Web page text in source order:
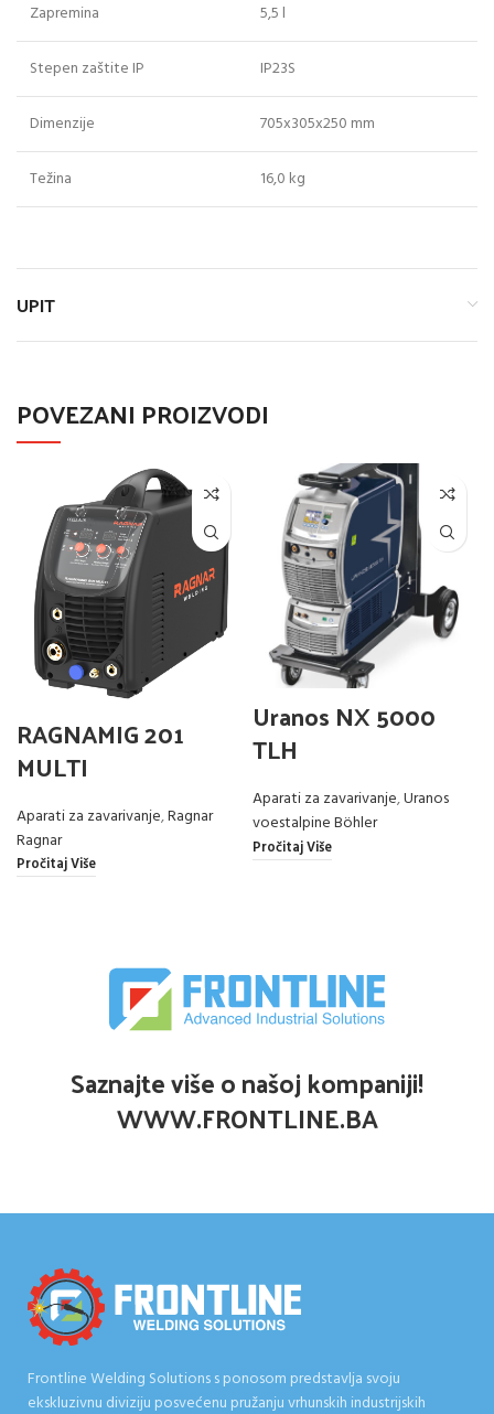
Zapremina 5,5 l
Stepen zaštite IP IP23S
Dimenzije 705x305x250 mm
Težina 16,0 kg
UPIT
POVEZANI PROIZVODI
RAGNAMIG 201
MULTI
Aparati za zavarivanje,Ragnar
Ragnar
Pročitaj Više
Uranos NX 5000
TLH
Aparati za zavarivanje,Uranos
voestalpine Böhler
Pročitaj Više
Saznajte više o našoj kompaniji!
WWW.FRONTLINE.BA
Frontline Welding Solutions s ponosom predstavlja svoju
ekskluzivnu diviziju posvećenu pružanju vrhunskih industrijskih